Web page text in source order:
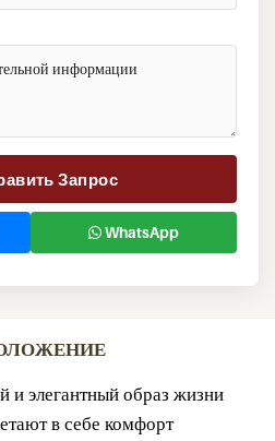
Запрос
WhatsApp
и элегантный образ жизни
в себе комфорт